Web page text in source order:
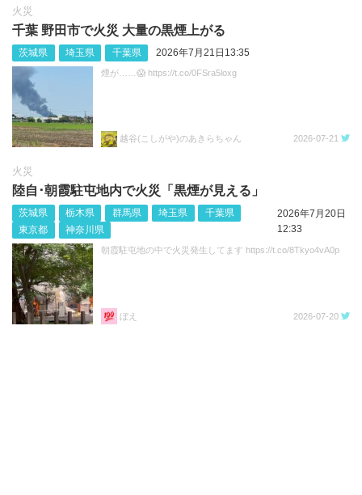
火災
千葉 野田市で火災 大量の黒煙上がる
茨城県 埼玉県 千葉県 2026年7月21日13:35
煙が……😱 https://t.co/0FSra5loxg
越谷(こしがや)のあきらちゃん 2026-07-21
火災
陸自･朝霞駐屯地内で火災「黒煙が見える」
茨城県 栃木県 群馬県 埼玉県
千葉県
東京都
神奈川県
2026年7月20日
12:33
朝霞駐屯地の中で火災発生してます https://t.co/8Tkyo4vA0p
ぼえ 2026-07-20